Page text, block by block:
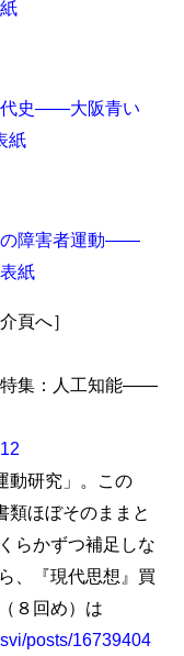
頁へ］
特集：人工知能――
動研究」。この
類ほぼそのままと
らかずつ補足しな
、『現代思想』買
８回め）は
posts/16739404